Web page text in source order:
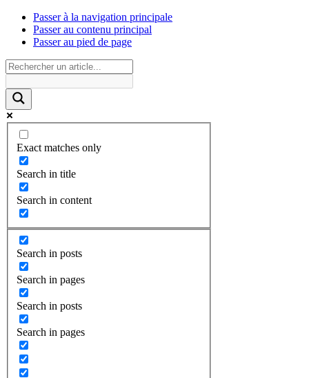
Passer à la navigation principale
Passer au contenu principal
Passer au pied de page
Exact matches only
Search in title
Search in content
Search in posts
Search in pages
Search in posts
Search in pages